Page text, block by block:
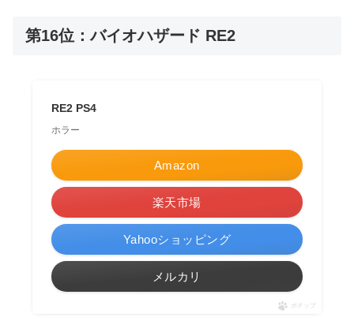
第16位：バイオハザード RE2
RE2 PS4
ホラー
Amazon
楽天市場
Yahooショッピング
メルカリ
ポチップ